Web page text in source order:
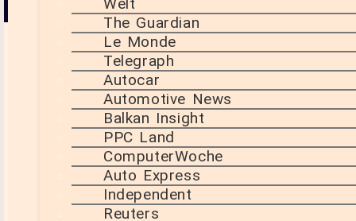
The Guardian
Le Monde
Telegraph
Autocar
Automotive News
Balkan Insight
PPC Land
ComputerWoche
Auto Express
Independent
Reuters
рідкісні землі